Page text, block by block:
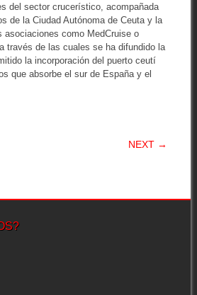
del sector crucerístico, acompañada
de la Ciudad Autónoma de Ceuta y la
asociaciones como MedCruise o
través de las cuales se ha difundido la
la incorporación del puerto ceutí
que absorbe el sur de España y el
NEXT →